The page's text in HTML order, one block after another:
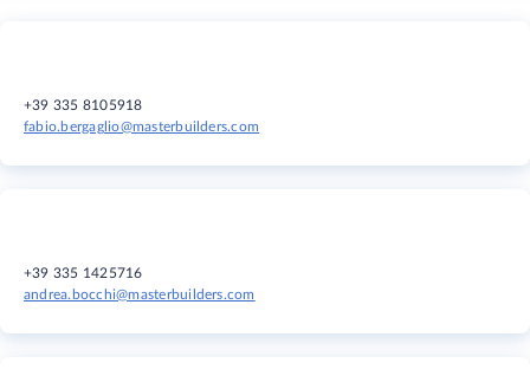
+39 335 8105918
fabio.bergaglio@masterbuilders.com
+39 335 1425716
andrea.bocchi@masterbuilders.com